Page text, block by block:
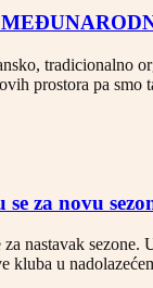
tradicionalno
prostora pa
za novu
nastavak
kluba u